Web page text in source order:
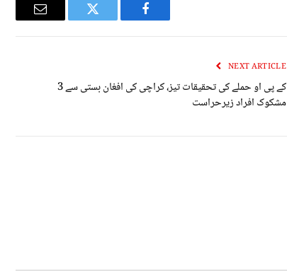
Facebook
Twitter
Email
NEXT ARTICLE
کے پی او حملے کی تحقیقات تیز، کراچی کی افغان بستی سے 3
مشکوک افراد زیرحراست